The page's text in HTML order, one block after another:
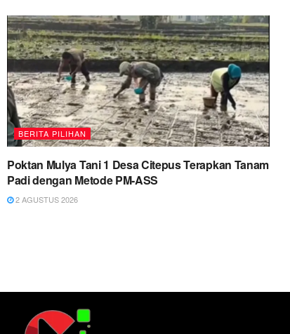
BERITA PILIHAN
Poktan Mulya Tani 1 Desa Citepus Terapkan Tanam
Padi dengan Metode PM-ASS
2 AGUSTUS 2026